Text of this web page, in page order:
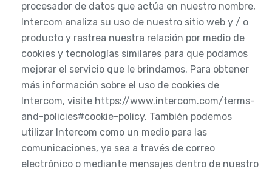
procesador de datos que actúa en nuestro nombre,
Intercom analiza su uso de nuestro sitio web y / o
producto y rastrea nuestra relación por medio de
cookies y tecnologías similares para que podamos
mejorar el servicio que le brindamos. Para obtener
más información sobre el uso de cookies de
Intercom, visite https://www.intercom.com/terms-
and-policies#cookie-policy. También podemos
utilizar Intercom como un medio para las
comunicaciones, ya sea a través de correo
electrónico o mediante mensajes dentro de nuestro